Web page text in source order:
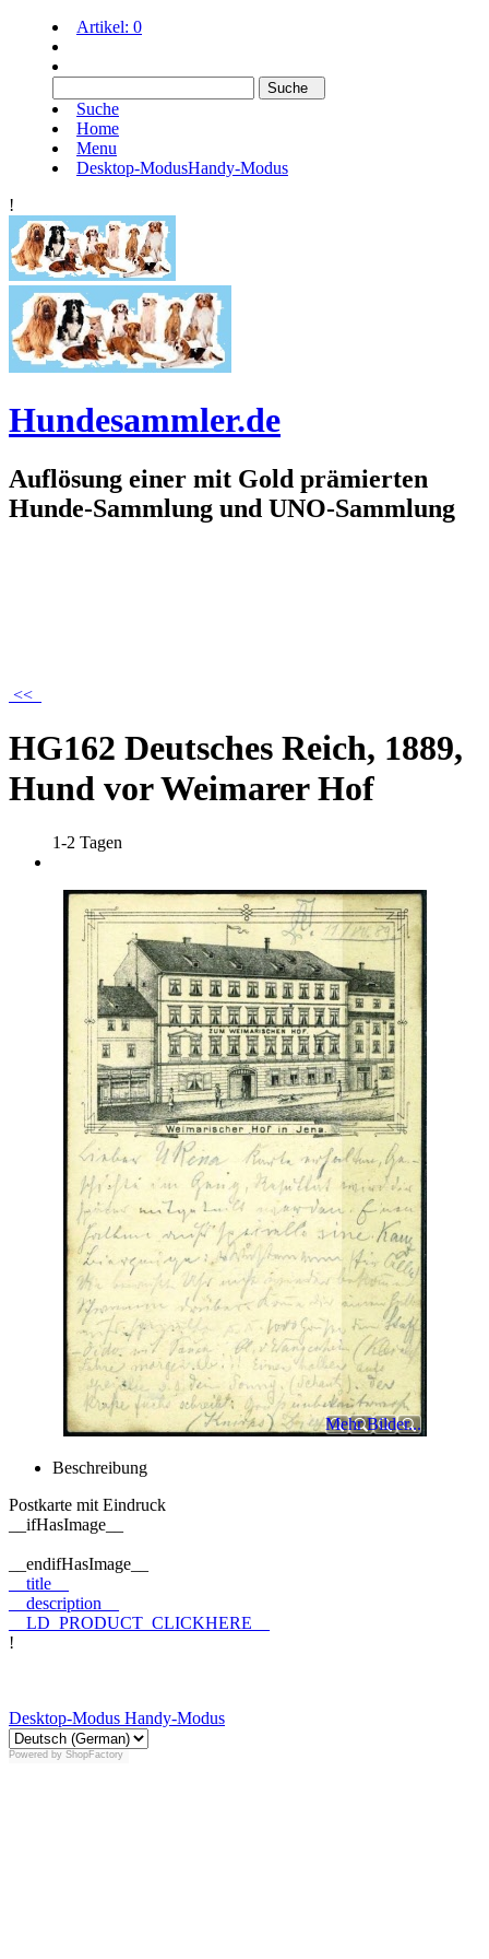
Artikel: 0
Suche
Home
Menu
Desktop-ModusHandy-Modus
!
Hundesammler.de
Auflösung einer mit Gold prämierten
Hunde-Sammlung und UNO-Sammlung
<<
HG162 Deutsches Reich, 1889,
Hund vor Weimarer Hof
1-2 Tagen
Mehr Bilder...
Beschreibung
Postkarte mit Eindruck
__ifHasImage__
__endifHasImage__
__title__
__description__
__LD_PRODUCT_CLICKHERE__
!
Desktop-Modus Handy-Modus
Powered by ShopFactory